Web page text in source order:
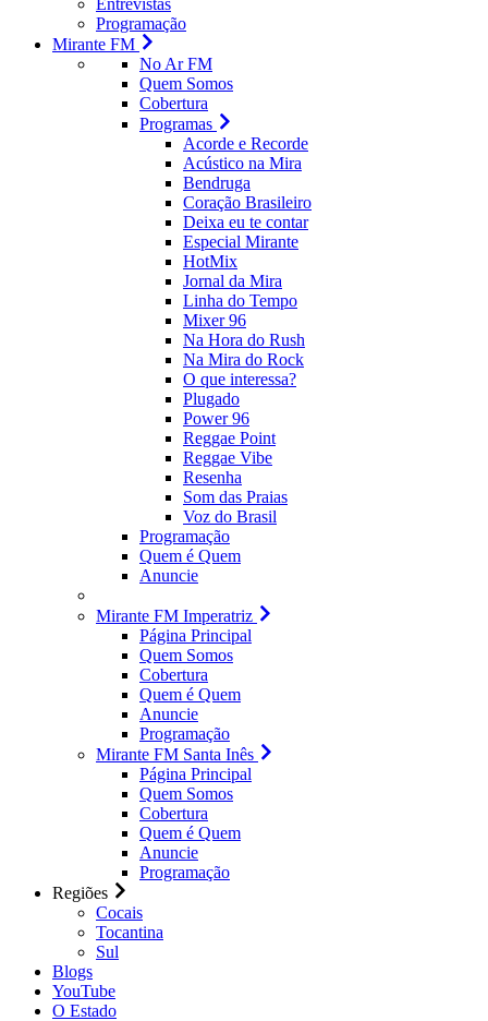
Entrevistas
Programação
Mirante FM
No Ar FM
Quem Somos
Cobertura
Programas
Acorde e Recorde
Acústico na Mira
Bendruga
Coração Brasileiro
Deixa eu te contar
Especial Mirante
HotMix
Jornal da Mira
Linha do Tempo
Mixer 96
Na Hora do Rush
Na Mira do Rock
O que interessa?
Plugado
Power 96
Reggae Point
Reggae Vibe
Resenha
Som das Praias
Voz do Brasil
Programação
Quem é Quem
Anuncie
Mirante FM Imperatriz
Página Principal
Quem Somos
Cobertura
Quem é Quem
Anuncie
Programação
Mirante FM Santa Inês
Página Principal
Quem Somos
Cobertura
Quem é Quem
Anuncie
Programação
Regiões
Cocais
Tocantina
Sul
Blogs
YouTube
O Estado